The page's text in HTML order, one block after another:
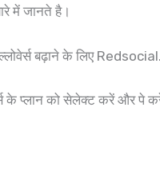
में जानते है।
बढ़ाने के लिए
के प्लान को सेलेक्ट करें और पे